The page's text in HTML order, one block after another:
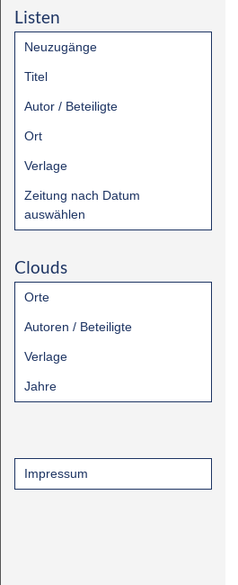
Listen
Neuzugänge
Titel
Autor / Beteiligte
Ort
Verlage
Zeitung nach Datum
auswählen
Clouds
Orte
Autoren / Beteiligte
Verlage
Jahre
Impressum